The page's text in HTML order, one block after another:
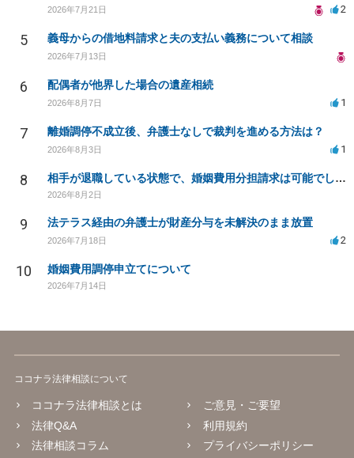
2026年7月21日 2
5 義母からの借地料請求と夫の支払い義務について相談
2026年7月13日
6 配偶者が他界した場合の遺産相続
2026年8月7日 1
7 離婚調停不成立後、弁護士なしで裁判を進める方法は？
2026年8月3日 1
8 相手が退職している状態で、婚姻費用分担請求は可能でしょうか？
2026年8月2日
9 法テラス経由の弁護士が財産分与を未解決のまま放置
2026年7月18日 2
10 婚姻費用調停申立てについて
2026年7月14日
ココナラ法律相談について
ココナラ法律相談とは
法律Q&A
法律相談コラム
ご意見・ご要望
利用規約
プライバシーポリシー